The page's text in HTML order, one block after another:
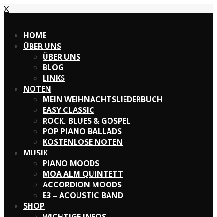
X
HOME
ÜBER UNS
ÜBER UNS
BLOG
LINKS
NOTEN
MEIN WEIHNACHTSLIEDERBUCH
EASY CLASSIC
ROCK, BLUES & GOSPEL
POP PIANO BALLADS
KOSTENLOSE NOTEN
MUSIK
PIANO MOODS
MOA ALM QUINTETT
ACCORDION MOODS
E3 – ACOUSTIC BAND
SHOP